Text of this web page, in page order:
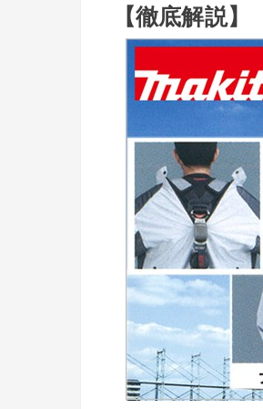
【徹底解説】